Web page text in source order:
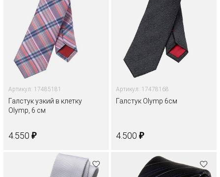
Артикул: 17485181
Галстук узкий в клетку
Olymp, 6 см
4.550 ₽
Артикул: 17478168
Галстук Olymp 6см
4.500 ₽